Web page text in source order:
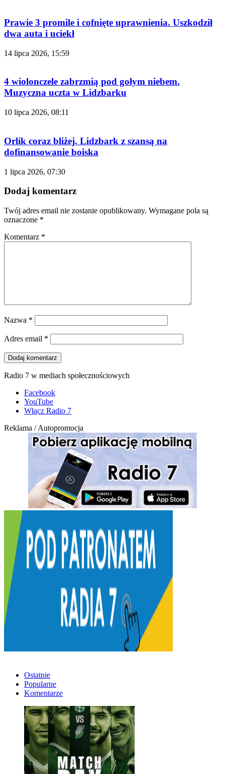
Prawie 3 promile i cofnięte uprawnienia. Uszkodził
dwa auta i uciekł
14 lipca 2026, 15:59
4 wiolonczele zabrzmią pod gołym niebem.
Muzyczna uczta w Lidzbarku
10 lipca 2026, 08:11
Orlik coraz bliżej. Lidzbark z szansą na
dofinansowanie boiska
1 lipca 2026, 07:30
Dodaj komentarz
Twój adres email nie zostanie opublikowany. Wymagane pola są
oznaczone *
Komentarz *
Nazwa *
Adres email *
Radio 7 w mediach społecznościowych
Facebook
YouTube
Włącz Radio 7
Reklama / Autopromocja
Ostatnie
Popularne
Komentarze